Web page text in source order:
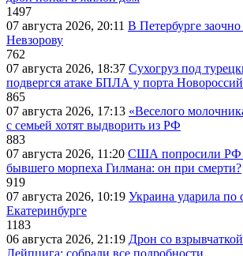
1497
07 августа 2026, 20:11 В Петербурге
Невзорову
762
07 августа 2026, 18:37 Сухогруз под
подвергся атаке БПЛА у порта
865
07 августа 2026, 17:13 «Веселого
с семьей хотят выдворить из РФ
883
07 августа 2026, 11:20 США попросили РФ
бывшего морпеха Гилмана: он при смерти?
919
07 августа 2026, 10:19 Украина ударила по
Екатеринбурге
1183
06 августа 2026, 21:19 Дрон со
Лейпцига: собрали все подробности